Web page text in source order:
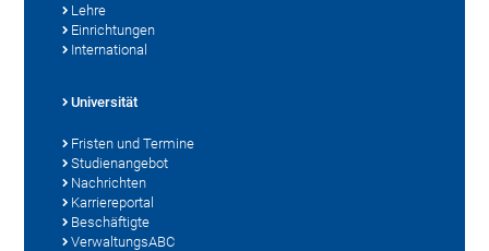
Lehre
Einrichtungen
International
Universität
Fristen und Termine
Studienangebot
Nachrichten
Karriereportal
Beschäftigte
VerwaltungsABC